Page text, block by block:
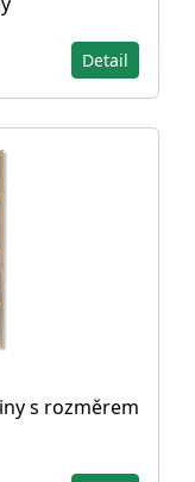
Detail
s rozměrem